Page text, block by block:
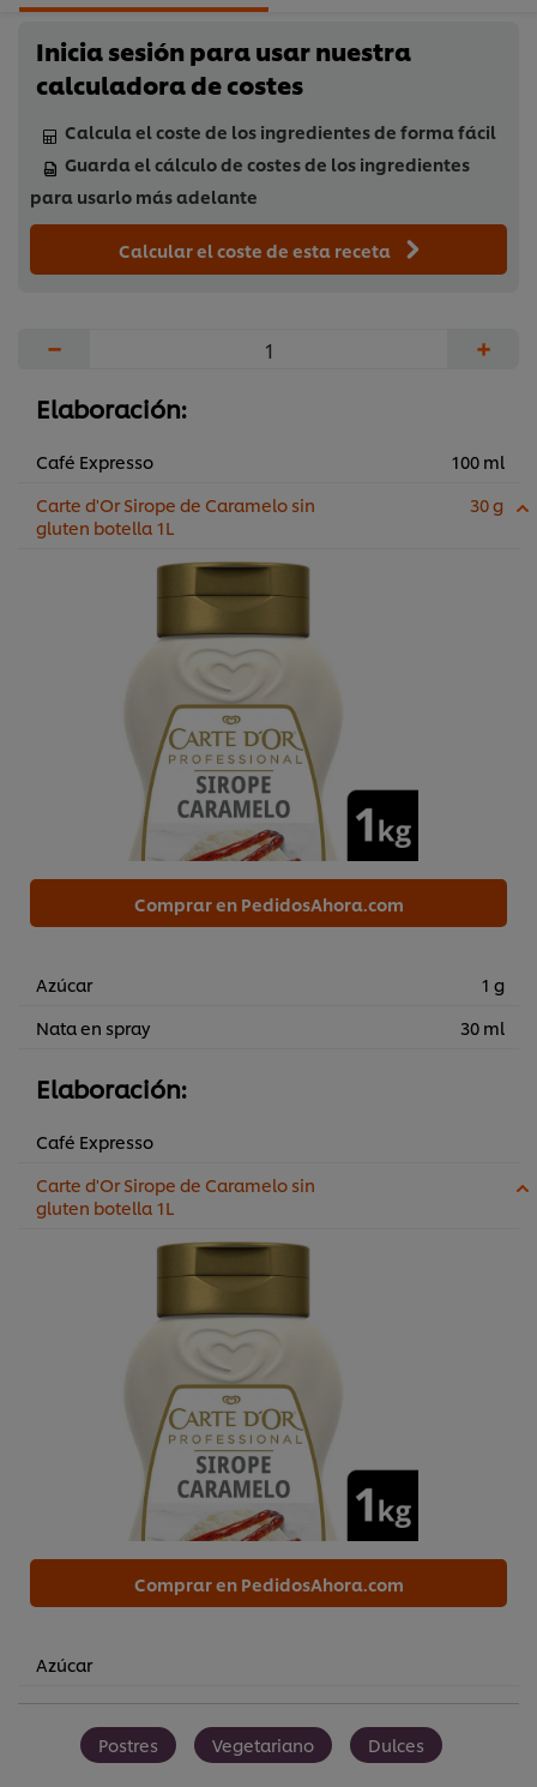
Inicia sesión para usar nuestra
calculadora de costes
Calcula el coste de los ingredientes de forma fácil
Guarda el cálculo de costes de los ingredientes
para usarlo más adelante
Calcular el coste de esta receta
− +
Elaboración:
Café Expresso
100 ml
Carte d'Or Sirope de Caramelo sin
gluten botella 1L
30 g
Comprar en PedidosAhora.com
Azúcar
1 g
Nata en spray
30 ml
Elaboración:
Café Expresso
Carte d'Or Sirope de Caramelo sin
gluten botella 1L
Comprar en PedidosAhora.com
Azúcar
Postres Vegetariano Dulces